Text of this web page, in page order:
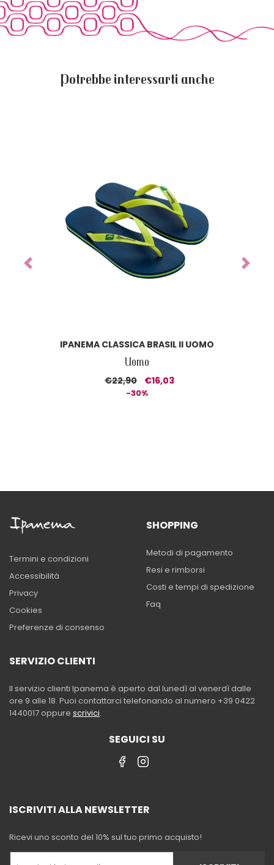
Potrebbe interessarti anche
IPANEMA CLASSICA BRASIL II UOMO
Uomo
€22,90 €16,03
-30%
Previous Next
Termini e condizioni
Accessibilità
Privacy
Cookies
Preferenze di consenso
SHOPPING
Metodi di pagamento
Resi e rimborsi
Costi e tempi di spedizione
Faq
SERVIZIO CLIENTI
Il servizio clienti Ipanema è aperto dal lunedì al venerdì dalle
ore 9 alle 18. Puoi contattarci telefonando al numero +39 0422
1440017 oppure scrivici.
SEGUICI SU
ISCRIVITI ALLA NEWSLETTER
Ricevi uno sconto del 10% sul tuo primo acquisto!